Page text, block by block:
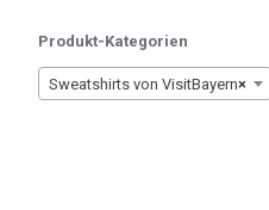
Produkt-Kategorien
×
Sweatshirts von VisitBayern